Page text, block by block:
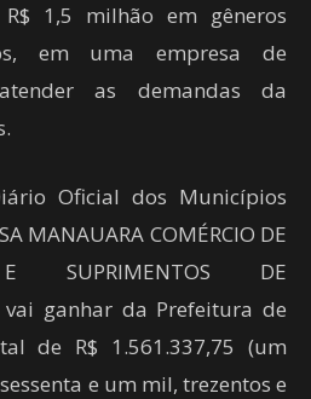
1,5 milhão em gêneros
em uma empresa de
as demandas da
Oficial dos Municípios
MANAUARA COMÉRCIO DE
E SUPRIMENTOS DE
vai ganhar da Prefeitura de
de R$ 1.561.337,75 (um
e um mil, trezentos e